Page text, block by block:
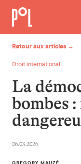
Retour aux articles →
Droit international
La
bombes
06.03.2026